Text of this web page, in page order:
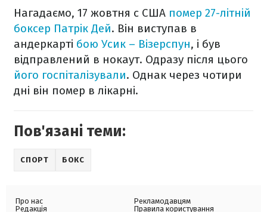
Нагадаємо, 17 жовтня с США помер 27-літній
боксер Патрік Дей. Він виступав в
андеркарті бою Усик – Візерспун, і був
відправлений в нокаут. Одразу після цього
його госпіталізували. Однак через чотири
дні він помер в лікарні.
Пов'язані теми:
СПОРТ БОКС
Про нас
Редакція
Рекламодавцям
Правила користування